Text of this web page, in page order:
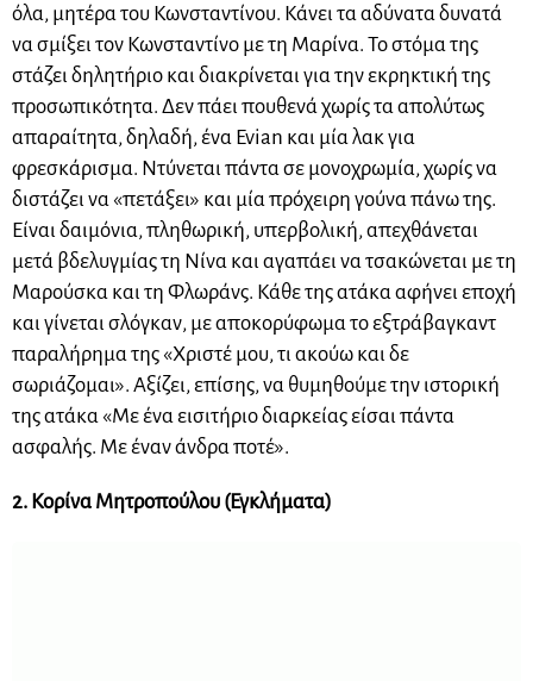
όλα, μητέρα του Κωνσταντίνου. Κάνει τα αδύνατα δυνατά
να σμίξει τον Κωνσταντίνο με τη Μαρίνα. Το στόμα της
στάζει δηλητήριο και διακρίνεται για την εκρηκτική της
προσωπικότητα. Δεν πάει πουθενά χωρίς τα απολύτως
απαραίτητα, δηλαδή, ένα Evian και μία λακ για
φρεσκάρισμα. Ντύνεται πάντα σε μονοχρωμία, χωρίς να
διστάζει να «πετάξει» και μία πρόχειρη γούνα πάνω της.
Είναι δαιμόνια, πληθωρική, υπερβολική, απεχθάνεται
μετά βδελυγμίας τη Νίνα και αγαπάει να τσακώνεται με τη
Μαρούσκα και τη Φλωράνς. Κάθε της ατάκα αφήνει εποχή
και γίνεται σλόγκαν, με αποκορύφωμα το εξτράβαγκαντ
παραλήρημα της «Χριστέ μου, τι ακούω και δε
σωριάζομαι». Αξίζει, επίσης, να θυμηθούμε την ιστορική
της ατάκα «Με ένα εισιτήριο διαρκείας είσαι πάντα
ασφαλής. Με έναν άνδρα ποτέ».
2. Κορίνα Μητροπούλου (Εγκλήματα)